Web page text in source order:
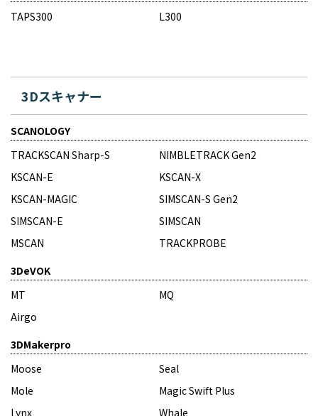
TAPS300
L300
3Dスキャナー
SCANOLOGY
TRACKSCAN Sharp-S
NIMBLETRACK Gen2
KSCAN-E
KSCAN-X
KSCAN-MAGIC
SIMSCAN-S Gen2
SIMSCAN-E
SIMSCAN
MSCAN
TRACKPROBE
3DeVOK
MT
MQ
Airgo
3DMakerpro
Moose
Seal
Mole
Magic Swift Plus
Lynx
Whale